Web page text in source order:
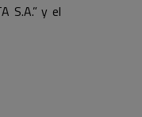
S.A.” y el